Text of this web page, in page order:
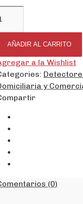
AÑADIR AL CARRITO
a la Wishlist
y
(0)